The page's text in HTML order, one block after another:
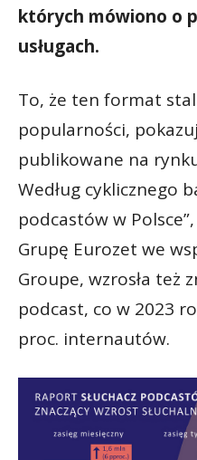
których mówiono o
usługach.
To, że ten format
popularności,
publikowane na
Według cyklicznego
podcastów w
Grupę Eurozet we
Groupe, wzrosła też
podcast, co w 2023
proc. internautów.